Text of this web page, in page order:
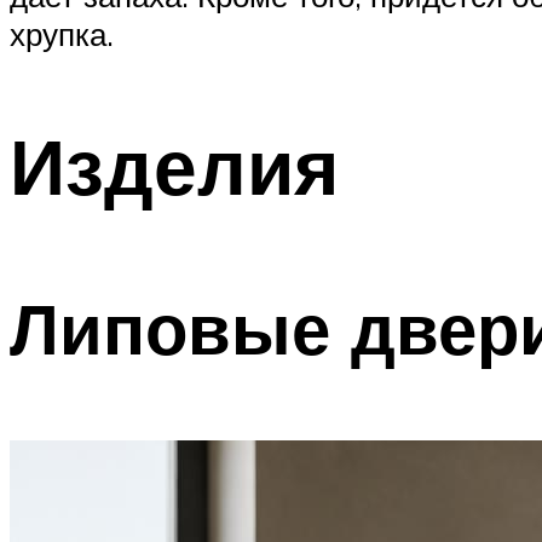
хрупка.
Изделия
Липовые